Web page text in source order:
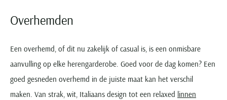
Overhemden
Een overhemd, of dit nu zakelijk of casual is, is een onmisbare
aanvulling op elke herengarderobe. Goed voor de dag komen? Een
goed gesneden overhemd in de juiste maat kan het verschil
maken. Van strak, wit, Italiaans design tot een relaxed linnen